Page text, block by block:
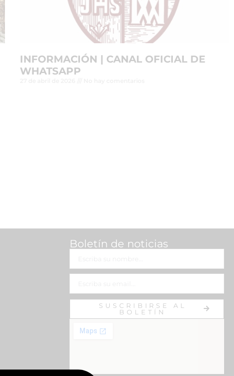
INFORMACIÓN | CANAL OFICIAL DE
WHATSAPP
Boletín de noticias
SUSCRIBIRSE AL
BOLETÍN